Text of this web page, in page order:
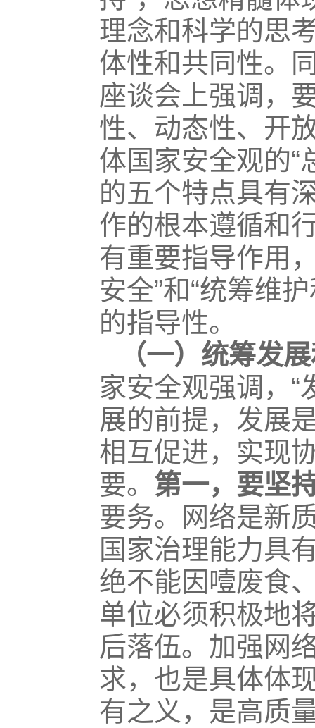
理念和科学的思
体性和共同性。
座谈会上强调，
性、动态性、开
体国家安全观的“
的五个特点具有
作的根本遵循和
有重要指导作用
安全”和“统筹维
的指导性。
（一）统筹发
家安全观强调，“
展的前提，发展
相互促进，实现
要。 第一，要坚
要务。网络是新
国家治理能力具
绝不能因噎废食
单位必须积极地
后落伍。加强网
求，也是具体体
有之义，是高质